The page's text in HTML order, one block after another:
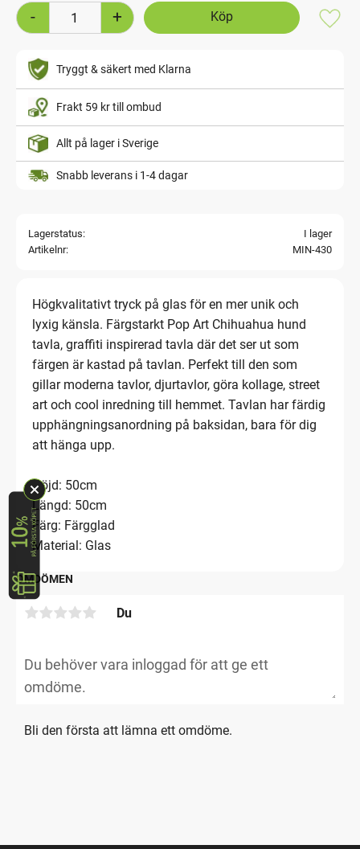
+
-
Tryggt & säkert med Klarna
Frakt 59 kr till ombud
Allt på lager i Sverige
Snabb leverans i 1-4 dagar
Lagerstatus
I lager
Artikelnr
MIN-430
Högkvalitativt tryck på glas för en mer unik och
lyxig känsla. Färgstarkt Pop Art Chihuahua hund
tavla, graffiti inspirerad tavla där det ser ut som
färgen är kastad på tavlan. Perfekt till den som
gillar moderna tavlor, djurtavlor, göra kollage, street
art och cool inredning till hemmet. Tavlan har färdig
upphängningsanordning på baksidan, bara för dig
att hänga upp.
Höjd: 50cm
Längd: 50cm
Färg: Färgglad
Material: Glas
OMDÖMEN
Du
Bli den första att lämna ett omdöme.